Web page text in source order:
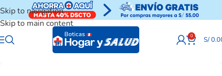
Skip to navigation
Skip to main content
0 S/